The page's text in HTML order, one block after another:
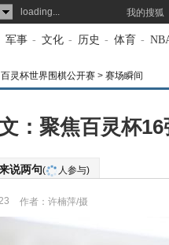
loading... 我的搜狐
军事 - 文化 - 历史 - 体育 -
百灵杯世界围棋公开赛 > 赛场瞬间
：聚焦百灵杯
说两句( 人参与)
作者：许楠萍/摄